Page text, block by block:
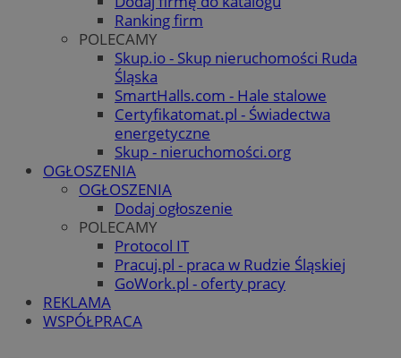
Ranking firm
POLECAMY
Skup.io - Skup nieruchomości Ruda
Śląska
SmartHalls.com - Hale stalowe
Certyfikatomat.pl - Świadectwa
energetyczne
Skup - nieruchomości.org
OGŁOSZENIA
OGŁOSZENIA
Dodaj ogłoszenie
POLECAMY
Protocol IT
Pracuj.pl - praca w Rudzie Śląskiej
GoWork.pl - oferty pracy
REKLAMA
WSPÓŁPRACA